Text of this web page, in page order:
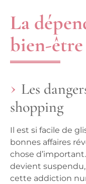
La
bien-être
Les
shopping
Il est si facile de
bonnes affaires
chose
devient
cette addiction